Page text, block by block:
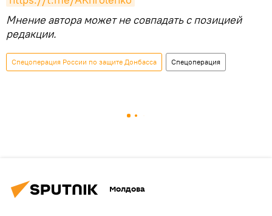
Мнение автора может не совпадать с позицией
редакции.
Спецоперация России по защите Донбасса Спецоперация
Молдова